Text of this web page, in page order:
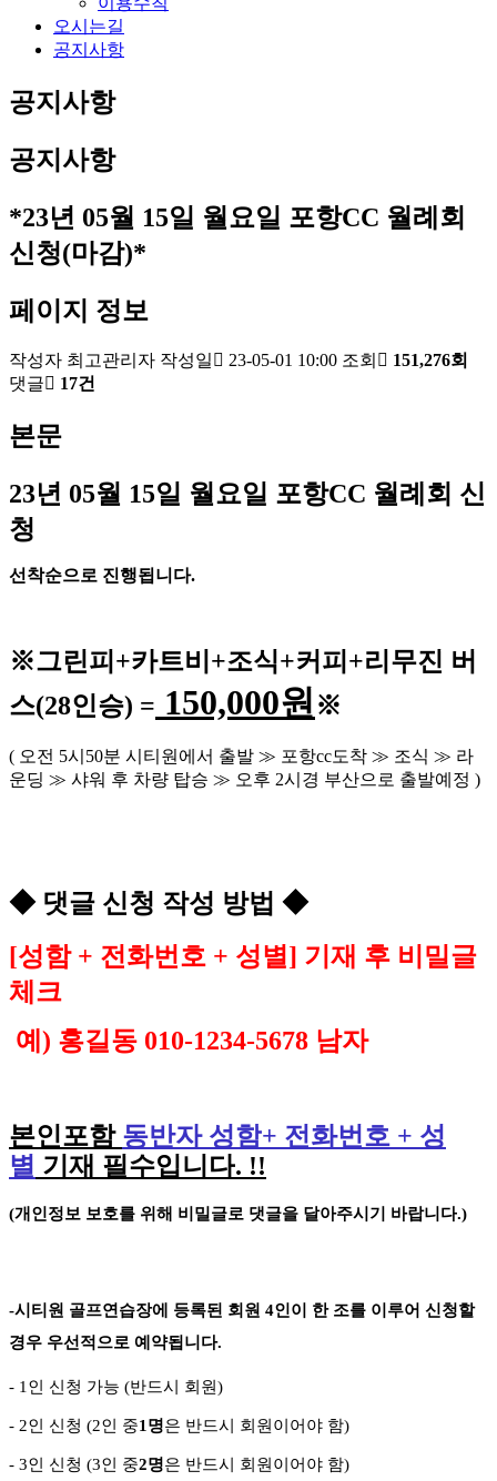
오시는길
공지사항
공지사항
공지사항
*23년 05월 15일 월요일 포항CC 월례회
신청(마감)*
페이지 정보
작성자 최고관리자 작성일 23-05-01 10:00 조회
151,276회
댓글
17건
본문
23년 05월 15일 월요일 포항CC 월례회 신
청
선착순으로 진행됩니다.
※그린피 +카트비 +조식+커피+리무진 버
스(28인승) = 150,000원 ※
( 오전 5시 50분 시티원에서 출발 ≫ 포항cc도착 ≫ 조식 ≫ 라
운딩 ≫ 샤워 후 차량 탑승 ≫ 오후 2시경 부산으로 출발예정 )
◆ 댓글 신청 작성 방법 ◆
[성함 + 전화번호 + 성별] 기재 후 비밀글
체크
예 ) 홍길동 010-1234-5678 남자
본인포함 동반자 성함+ 전화번호 + 성
별 기재 필수입니다. !!
(개인정보 보호를 위해 비밀글로 댓글을 달아주시기 바랍니다.)
-시티원 골프연습장에 등록된 회원 4인이 한 조를 이루어 신청할
경우 우선적으로 예약됩니다.
- 1인 신청 가능 (반드시 회원)
- 2인 신청 (2인 중1명은 반드시 회원이어야 함)
- 3인 신청 (3인 중2명은 반드시 회원이어야 함)